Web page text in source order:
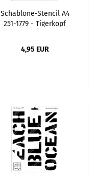
Schablone-Stencil A4
251-1779 - Tigerkopf
4,95 EUR